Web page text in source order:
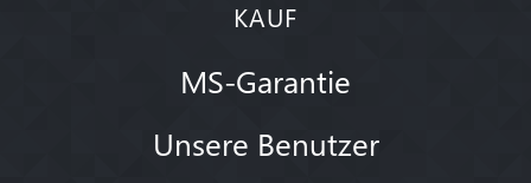
KAUF
MS-Garantie
Unsere Benutzer